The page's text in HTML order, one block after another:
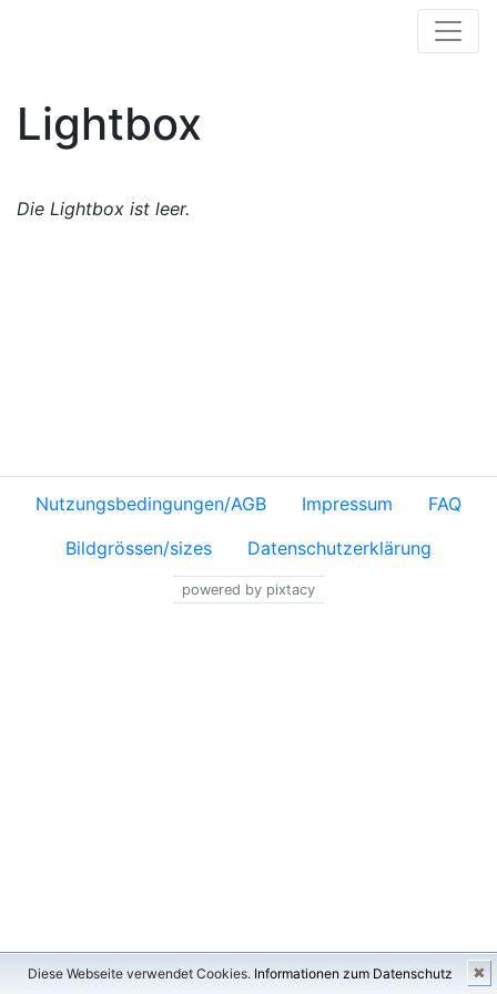
Diese Webseite verwendet Cookies. Informationen zum Datenschutz ✖
Lightbox
Die Lightbox ist leer.
Nutzungsbedingungen/AGB Impressum
FAQ
Bildgrössen/sizes
Datenschutzerklärung
powered by pixtacy